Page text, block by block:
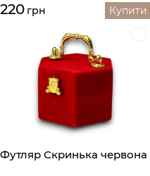
220 грн Купити
Футляр Скринька червона